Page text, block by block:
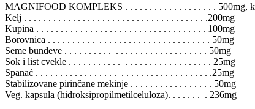
MAGNIFOOD KOMPLEKS . . . . . . . . . . . . . . . . . . . 500mg,
Kelj . . . . . . . . . . . . . . . . . . . . . . . . . . . . . . . . . . . . . .200mg
Kupina . . . . . . . . . . . . . . . . . . . . . . . . . . . . . . . . . . . 100mg
Borovnica . . . . . . . . . . . . . . . . . . . . . . . . . . . . . . . . . 50mg
Seme bundeve . . . . . . . . . . . . . . . . . . . . . . . . . . . . . 50mg
Sok i list cvekle . . . . . . . . . . . . . . . . . . . . . . . . . . . . . 25mg
Spanać . . . . . . . . . . . . . . . . . . . . . . . . . . . . . . . . . . . .25mg
Stabilizovane pirinčane mekinje . . . . . . . . . . . . . . . . . 50mg
Veg. kapsula (hidroksipropilmetilceluloza). . . . . . . . 236mg